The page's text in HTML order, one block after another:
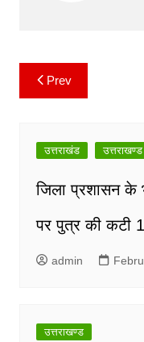
Post
navigation
Prev
उत्तराखंड उत्तराखण्ड
जिला प्रशासन
पर पुत्र की कटी
admin
उत्तराखण्ड